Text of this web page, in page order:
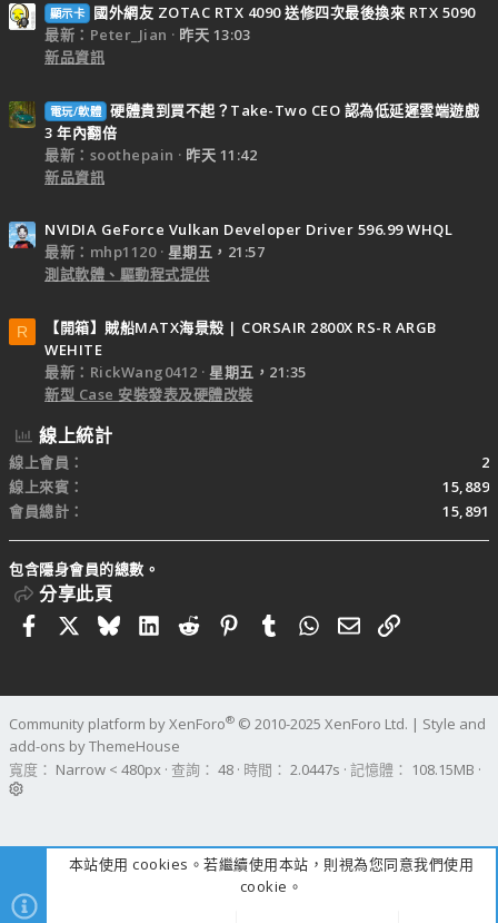
顯示卡
國外網友 ZOTAC RTX 4090 送修四次最後換來 RTX 5090
最新：Peter_Jian
昨天 13:03
新品資訊
電玩/軟體 硬體貴到買不起？Take-Two CEO 認為低延遲雲端遊戲
3 年內翻倍
最新：soothepain
昨天 11:42
新品資訊
NVIDIA GeForce Vulkan Developer Driver 596.99 WHQL
最新：mhp1120
星期五，21:57
測試軟體、驅動程式提供
R
【開箱】賊船MATX海景殼 | CORSAIR 2800X RS-R ARGB
WEHITE
最新：RickWang0412
星期五，21:35
新型 Case 安裝發表及硬體改裝
線上統計
線上會員
2
線上來賓
15,889
會員總計
15,891
包含隱身會員的總數。
分享此頁
FacebookBlueskyLinkedIn
RedditPinterestTumblrWhatsApp
電子郵件
連結
Community platform by XenForo® © 2010-2025 XenForo Ltd. | Style and
add-ons by ThemeHouse
寬度
查詢 48 時間 2.0447s 記憶體 108.15MB
本站使用 cookies。若繼續使用本站，則視為您同意我們使用
cookie。